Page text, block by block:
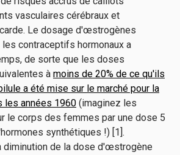
vasculaires cérébraux et
Le dosage d'œstrogènes
contraceptifs hormonaux a
de sorte que les doses
à moins de 20% de ce qu'ils
a été mise sur le marché pour la
les années 1960 (imaginez les
le corps des femmes par une dose 5
synthétiques !) [1].
diminution de la dose d'œstrogène